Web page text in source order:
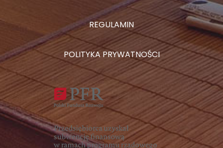
REGULAMIN
POLITYKA PRYWATNOŚCI